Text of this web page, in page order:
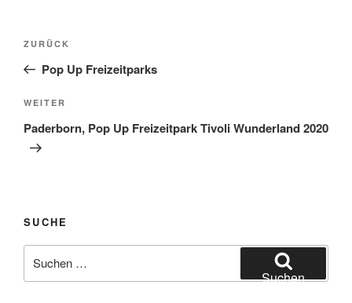
Beitragsnavigation
Vorheriger
Beitrag
ZURÜCK
Pop Up Freizeitparks
Nächster
Beitrag
WEITER
Paderborn, Pop Up Freizeitpark Tivoli Wunderland 2020
SUCHE
nach:
Suchen